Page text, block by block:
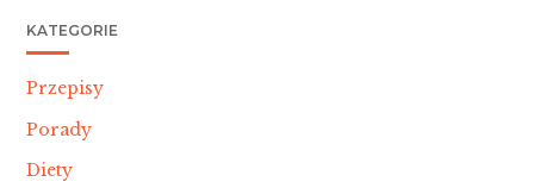
KATEGORIE
Przepisy
Porady
Diety